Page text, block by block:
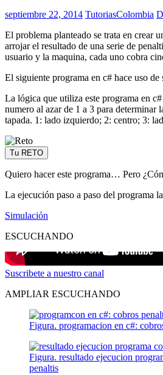
septiembre 22, 2014 TutoriasColombia
El problema planteado se trata en crear
arrojar el resultado de una serie de
usuario y la maquina, cada uno cobra
El siguiente programa en c# hace uso de
La lógica que utiliza este programa en
numero al azar de 1 a 3 para determinar
tapada. 1: lado izquierdo; 2: centro; 3:
Tu RETO
Quiero hacer este programa… Pero
La ejecución paso a paso del programa
Simulación
ESCUCHANDO
Suscribete a nuestro canal
AMPLIAR ESCUCHANDO
Figura. programacion en c#:
Figura. resultado ejecucion
penaltis